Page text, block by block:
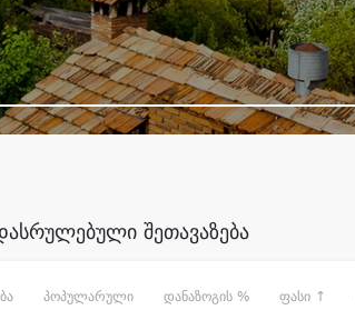
შეთავაზება
პოპულარული დანაზოგის % ფასი ↑